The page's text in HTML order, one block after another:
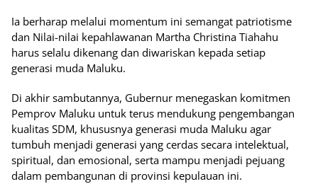
Ia berharap melalui momentum ini semangat patriotisme
dan Nilai-nilai kepahlawanan Martha Christina Tiahahu
harus selalu dikenang dan diwariskan kepada setiap
generasi muda Maluku.
Di akhir sambutannya, Gubernur menegaskan komitmen
Pemprov Maluku untuk terus mendukung pengembangan
kualitas SDM, khususnya generasi muda Maluku agar
tumbuh menjadi generasi yang cerdas secara intelektual,
spiritual, dan emosional, serta mampu menjadi pejuang
dalam pembangunan di provinsi kepulauan ini.